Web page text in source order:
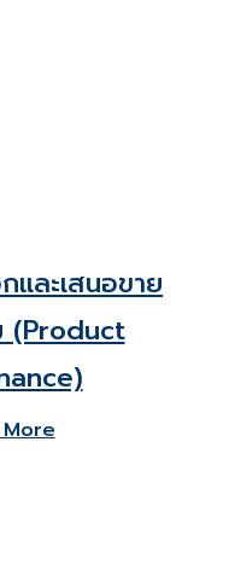
และเสนอขาย
(Product